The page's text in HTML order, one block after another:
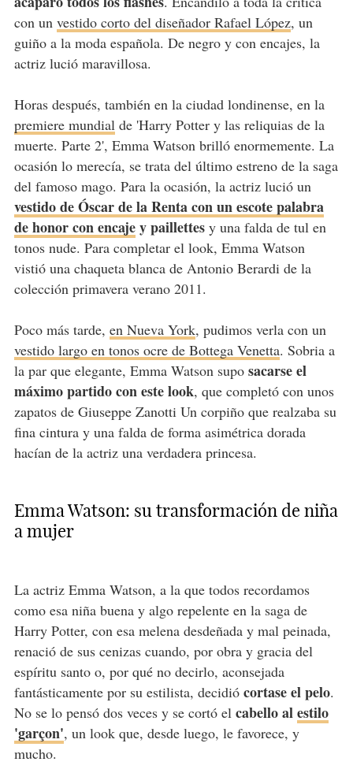
con un vestido corto del diseñador Rafael López, un
guiño a la moda española. De negro y con encajes, la
actriz lució maravillosa.
Horas después, también en la ciudad londinense, en la
premiere mundialde 'Harry Potter y las reliquias de la
muerte. Parte 2', Emma Watson brilló enormemente. La
ocasión lo merecía, se trata del último estreno de la saga
del famoso mago. Para la ocasión, la actriz lució un
vestido de Óscar de la Renta con un escote palabra
de honor con encajey paillettesy una falda de tul en
tonos nude. Para completar el look, Emma Watson
vistió una chaqueta blanca de Antonio Berardi de la
colección primavera verano 2011.
Poco más tarde, en Nueva York, pudimos verla con un
vestido largo en tonos ocre de Bottega Venetta. Sobria a
la par que elegante, Emma Watson supo sacarse el
máximo partido con este look, que completó con unos
zapatos de Giuseppe Zanotti Un corpiño que realzaba su
fina cintura y una falda de forma asimétrica dorada
hacían de la actriz una verdadera princesa.
Emma Watson: su transformación de niña
a mujer
La actriz Emma Watson, a la que todos recordamos
como esa niña buena y algo repelente en la saga de
Harry Potter, con esa melena desdeñada y mal peinada,
renació de sus cenizas cuando, por obra y gracia del
espíritu santo o, por qué no decirlo, aconsejada
fantásticamente por su estilista, decidió cortase el pelo.
No se lo pensó dos veces y se cortó el cabello alestilo
'garçon', un look que, desde luego, le favorece, y
mucho.